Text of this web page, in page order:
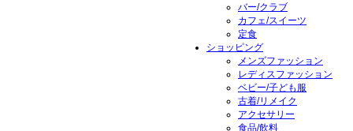
バー/クラブ
カフェ/スイーツ
定食
ショッピング
メンズファッション
レディスファッション
ベビー/子ども服
古着/リメイク
アクセサリー
食品/飲料